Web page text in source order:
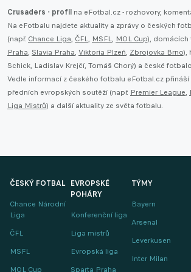
Crusaders - profil na eFotbal.cz - rozhovory,
Na eFotbalu najdete aktuality a zprávy o českých
(např. Chance Liga, ČFL, MSFL, MOL Cup), domácích
Praha, Slavia Praha, Viktoria Plzeň, Zbrojovka Brno),
Schick, Ladislav Krejčí, Tomáš Chorý) a české
Vedle informací z českého fotbalu eFotbal.cz přináší
předních evropských soutěží (např. Premier League,
Liga Mistrů) a další aktuality ze světa fotbalu.
ČESKÝ FOTBAL
Chance Národní
Liga
ČFL
MSFL
MOL Cup
EVROPSKÉ
POHÁRY
Konferenční liga
Liga mistrů
Evropská liga
Sparta Praha
TÝMY
Bayern
Arsenal
Leverkusen
Inter Milan